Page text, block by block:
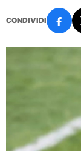
CONDIVIDI